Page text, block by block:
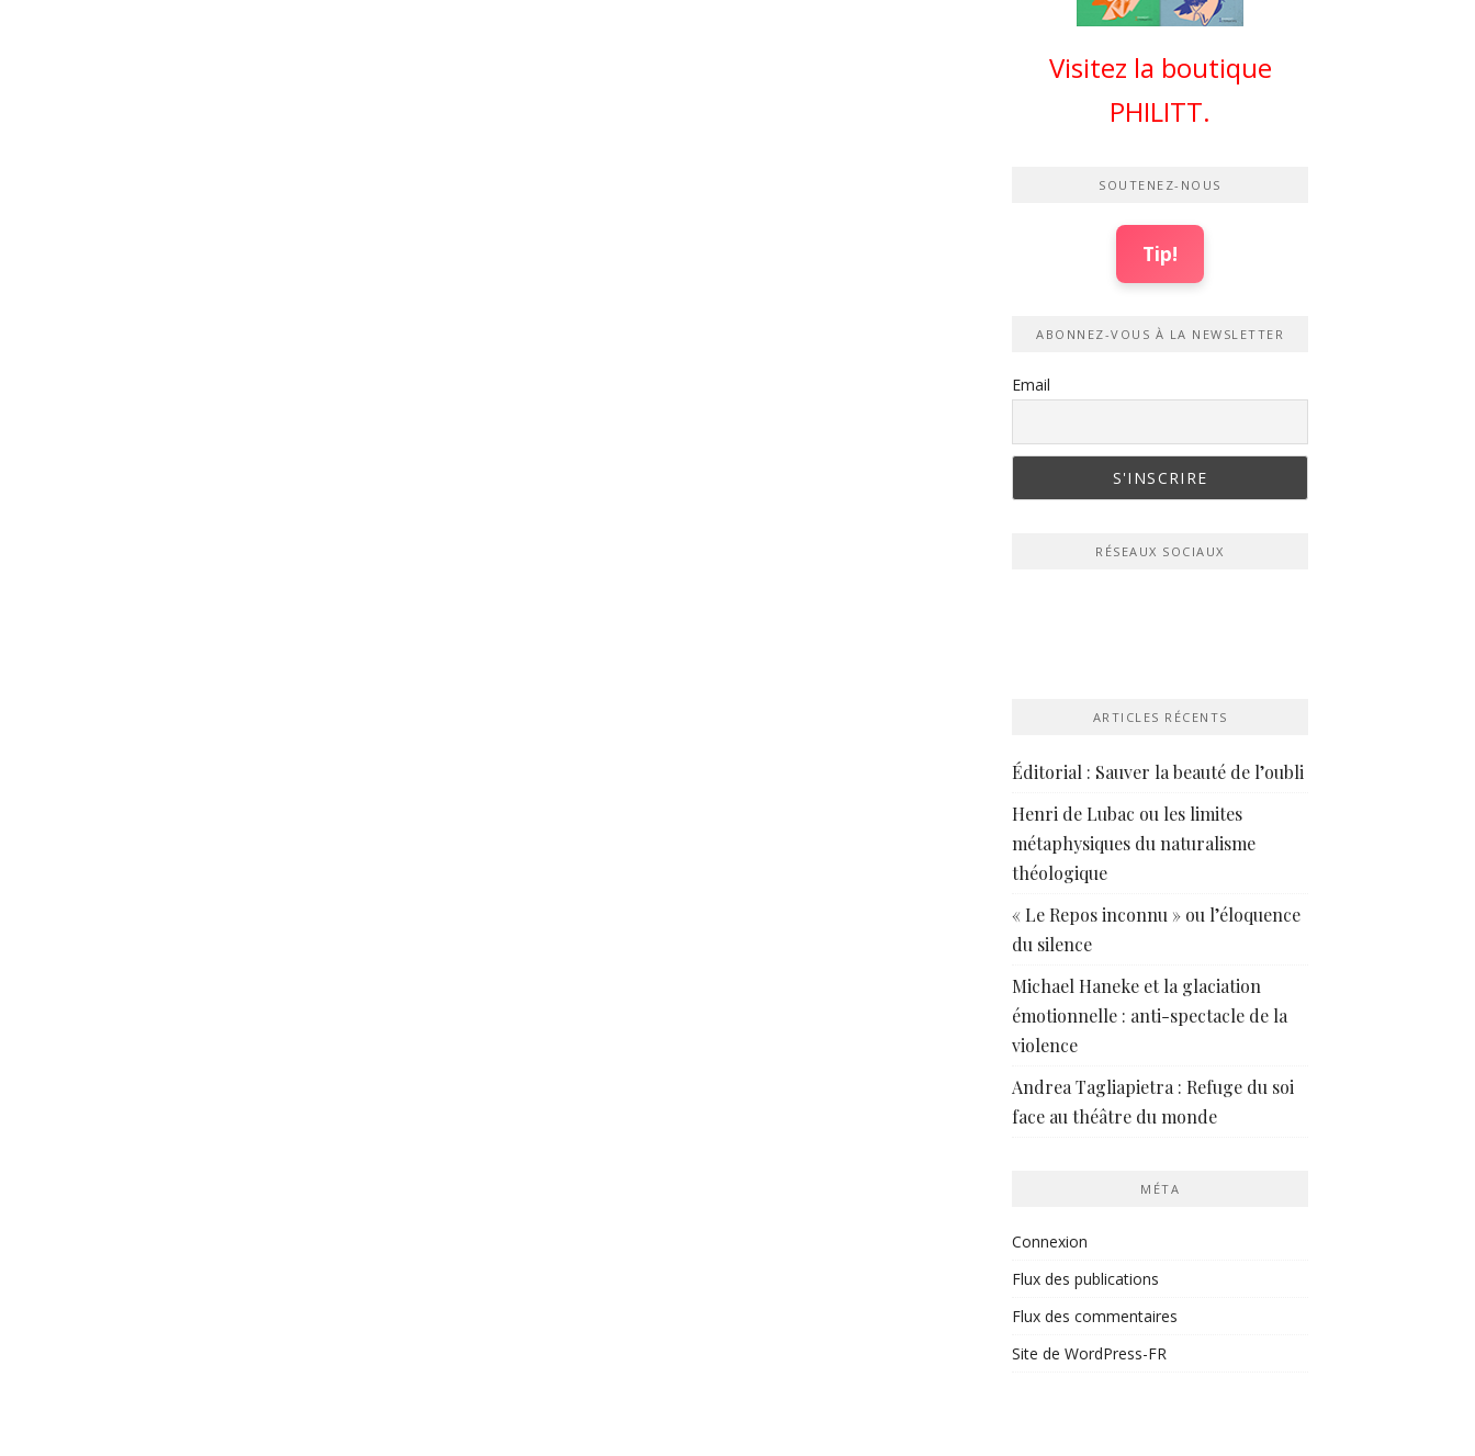
Visitez la boutique
PHILITT.
SOUTENEZ-NOUS
Tip!
ABONNEZ-VOUS À LA NEWSLETTER
Email
RÉSEAUX SOCIAUX
ARTICLES RÉCENTS
Éditorial : Sauver la beauté de l’oubli
Henri de Lubac ou les limites
métaphysiques du naturalisme
théologique
« Le Repos inconnu » ou l’éloquence
du silence
Michael Haneke et la glaciation
émotionnelle : anti-spectacle de la
violence
Andrea Tagliapietra : Refuge du soi
face au théâtre du monde
MÉTA
Connexion
Flux des publications
Flux des commentaires
Site de WordPress-FR